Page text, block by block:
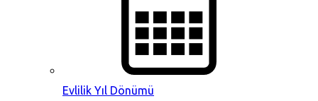
Evlilik Yıl Dönümü